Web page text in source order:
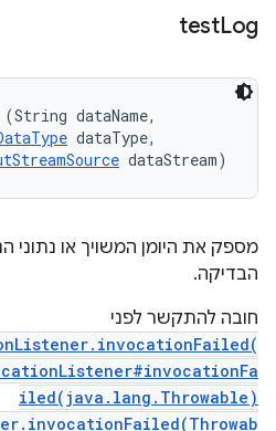
testLog
dataName,
dataType,
dataStream)
מספק את היומן המשויך או נתוני
הבדיקה.
חובה להתקשר לפני
iled(java.lang.Throwable)